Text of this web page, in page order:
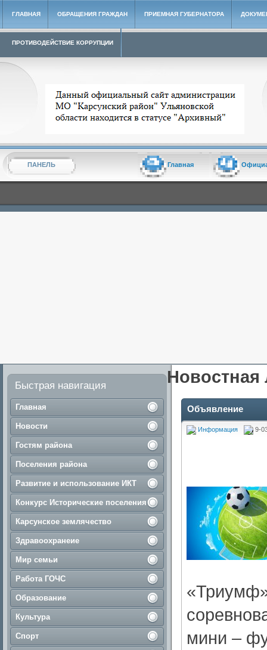
ГЛАВНАЯ ОБРАЩЕНИЯ ГРАЖДАН ПРИЕМНАЯ ГУБЕРНАТОРА
ПРОТИВОДЕЙСТВИЕ КОРРУПЦИИ
Архивный сайт администрации МО "Карсунский район"
ПАНЕЛЬ Главная
Быстрая навигация
Главная
Новости
Гостям района
Поселения района
Развитие и использование ИКТ
Конкурс Исторические поселения
Карсунское землячество
Здравоохранеие
Мир семьи
Работа ГОЧС
Образование
Культура
Спорт
Новостная
Объявление
Информация 9-
мини –